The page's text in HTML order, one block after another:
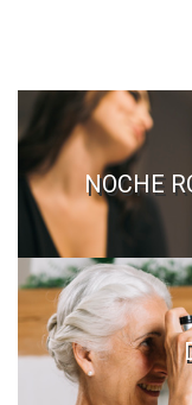
NOCHE